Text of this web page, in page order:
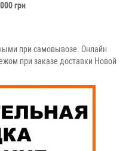
грн
при самовывозе. Онлайн
при заказе доставки Новой